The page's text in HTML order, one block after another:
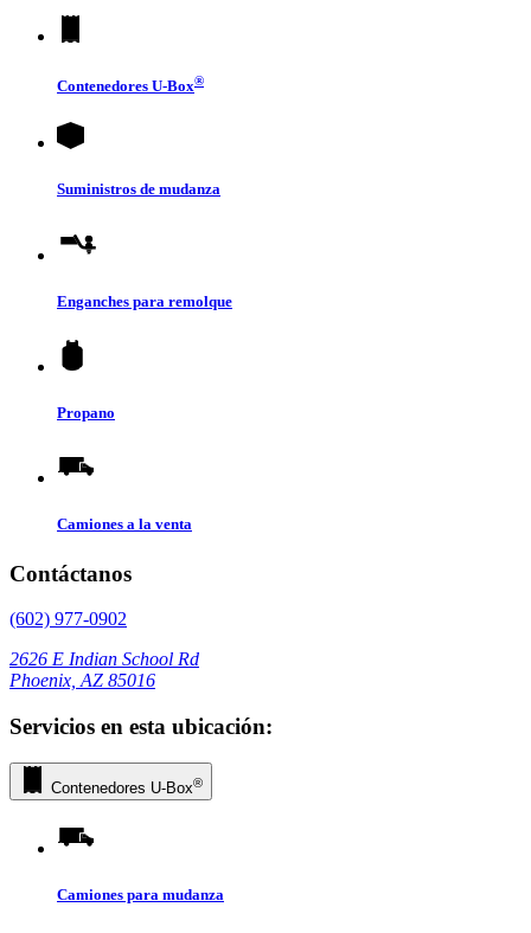
Contenedores U-Box®
Suministros de mudanza
Enganches para remolque
Propano
Camiones a la venta
Contáctanos
(602) 977-0902
2626 E Indian School Rd
Phoenix, AZ 85016
Servicios en esta ubicación:
Contenedores U-Box®
Camiones para mudanza